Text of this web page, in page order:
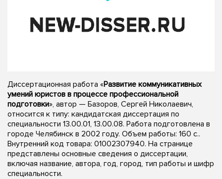
Диссертационная работа «Развитие коммуникативных
умений юристов в процессе профессиональной
подготовки», автор — Базоров, Сергей Николаевич,
относится к типу: кандидатская диссертация по
специальности 13.00.01, 13.00.08. Работа подготовлена в
городе Челябинск в 2002 году. Объем работы: 160 с..
Внутренний код товара: 01002307940. На странице
представлены основные сведения о диссертации,
включая название, автора, год, город, тип работы и шифр
специальности.